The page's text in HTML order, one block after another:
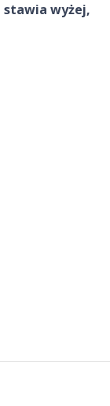
stawia wyżej,